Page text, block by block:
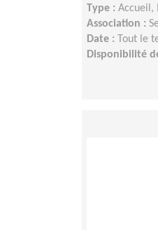
Type : Accueil,
Association :
Date : Tout le
Disponibilité